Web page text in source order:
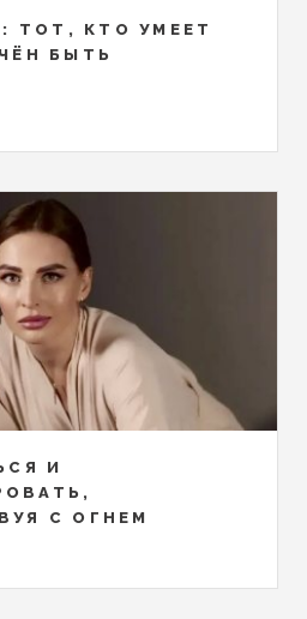
ТОТ, КТО УМЕЕТ
БЫТЬ
И
С ОГНЕМ